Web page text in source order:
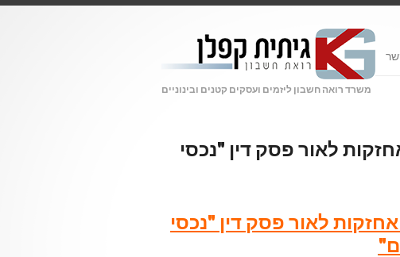
משרד רואה חשבון ליזמים ועסקים קטנים ובינוניים
לאור פסק דין "נכסי
לאור פסק דין "נכסי